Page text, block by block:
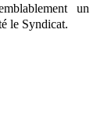
un
le Syndicat.